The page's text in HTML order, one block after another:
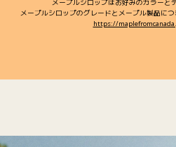
メープルシロップはお好みのカラーと
メープルシロップのグレードとメープル製品に
https://